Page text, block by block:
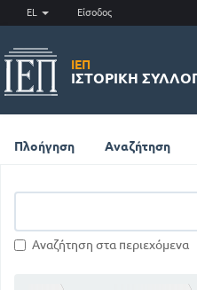
EL Είσοδος
ΙΕΠ
ΙΣΤΟΡΙΚΉ
Πλοήγηση Αναζήτηση
Αναζήτηση στα περιεχόμενα